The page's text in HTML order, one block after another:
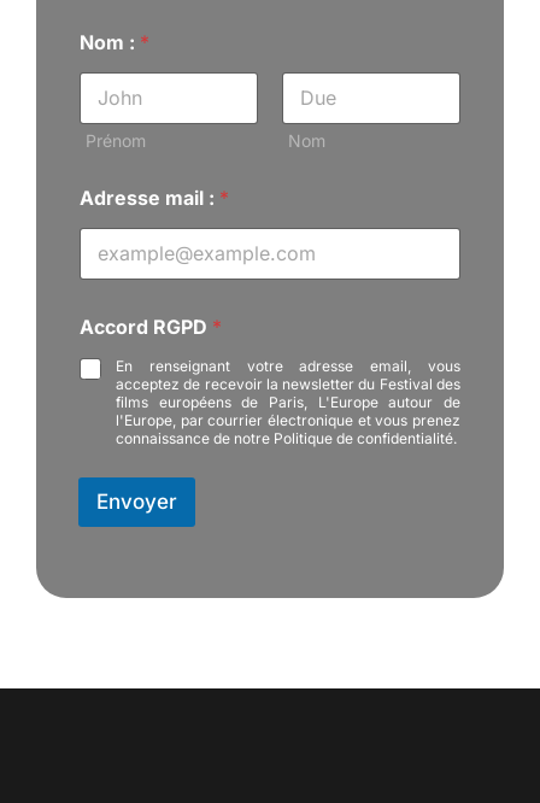
Nom : *
Prénom Nom
Adresse mail : *
m
a
i
Accord RGPD *
En renseignant votre adresse email, vous
acceptez de recevoir la newsletter du Festival des
films européens de Paris, L'Europe autour de
l'Europe, par courrier électronique et vous prenez
connaissance de notre Politique de confidentialité.
Envoyer